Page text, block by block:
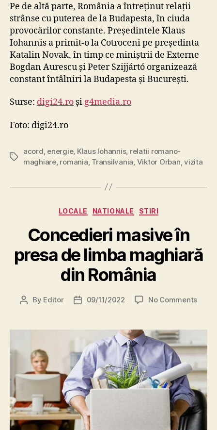
Pe de altă parte, România a întreținut relații
strânse cu puterea de la Budapesta, în ciuda
provocărilor constante. Președintele Klaus
Iohannis a primit-o la Cotroceni pe președinta
Katalin Novak, în timp ce miniștrii de Externe
Bogdan Aurescu și Peter Szijjártó organizează
constant întâlniri la Budapesta și București.
Surse: digi24.ro șig4media.ro
Foto: digi24.ro
Tags
acord energie, Klaus Iohannis, relatii romano-
maghiare, romania Transilvania Viktor Orban ,vizita
Categories
LOCALE NATIONALE STIRI
Concedieri masive în
presa de limba maghiară
din România
Post
By Editor
Post09/11/2022 No Commentson
n
e
d
i
r
i
m